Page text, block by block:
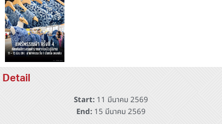
Detail
Start: 11 มีนาคม 2569
End: 15 มีนาคม 2569